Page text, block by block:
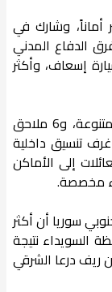
أماناً، وشارك في
فرق الدفاع المدني
إلى جانب أسطول ميداني ضمّ 17 سيارة إسعاف، وأكثر
فيما ضم الأسطول المذكور 10 سيارات نقل متنوعة، و6 ملاحق
غرف تنسيق داخلية
إلى الأماكن
مخصصة.
سوريا أن أكثر
السويداء نتيجة
ريف درعا الشرقي